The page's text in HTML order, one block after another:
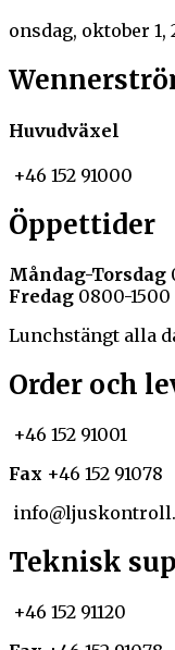
onsdag, oktober 1,
Huvudväxel
+46 152 91000
Öppettider
Måndag-Torsdag
Fredag 0800-1500
Lunchstängt alla
Order och
+46 152 91001
Fax +46 152 91078
Teknisk
+46 152 91120